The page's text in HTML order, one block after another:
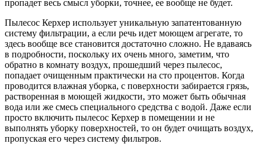
пропадет весь смысл уборки, точнее, ее вообще не будет.
Пылесос Керхер использует уникальную запатентованную
систему фильтрации, а если речь идет моющем агрегате, то
здесь вообще все становится достаточно сложно. Не вдаваясь
в подробности, поскольку их очень много, заметим, что
обратно в комнату воздух, прошедший через пылесос,
попадает очищенным практически на сто процентов. Когда
проводится влажная уборка, с поверхности забирается грязь,
растворенная в моющей жидкости, это может быть обычная
вода или же смесь специального средства с водой. Даже если
просто включить пылесос Керхер в помещении и не
выполнять уборку поверхностей, то он будет очищать воздух,
пропуская его через систему фильтров.